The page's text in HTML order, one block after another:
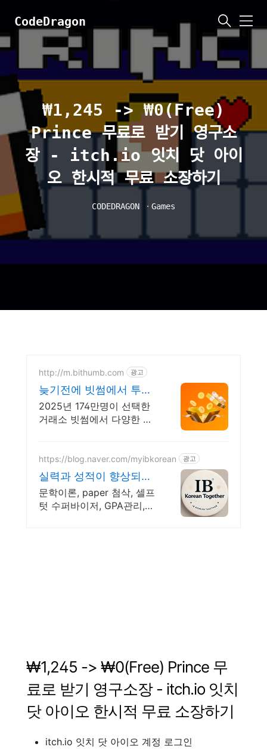
CodeDragon
메
₩1,245 -> ₩0(Free)
Prince 무료로 받기 영구소
장 - itch.io 잇치 닷 아이
오 한시적 무료 소장하기
CODEDRAGON ㆍ Games
http://m.bithumb.com 광고
늦기전에 빗썸에서 투자
하세요 신규 가입 시 5만
원 혜택
2025년 174만명이 선택한
거래소 빗썸에서 다양한 혜
https://blog.naver.com/myibkorean 광고
실력과 성적이 향상되는
수업 1:1 줌으로 함께합니
다.
문학이론, paper 첨삭, 셀프
텃 수퍼바이저, GPA관리,
₩1,245 -> ₩0(Free) Prince 무
료로 받기 영구소장- itch.io 잇치
닷 아이오 한시적 무료 소장하기
itch.io 잇치 닷 아이오 계정 로그인